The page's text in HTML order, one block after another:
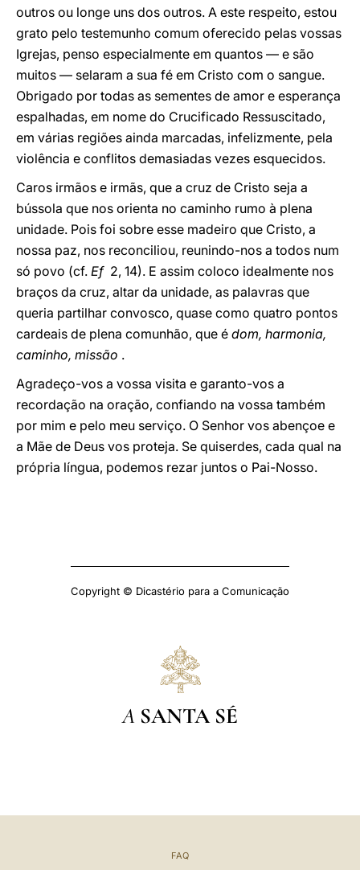
outros ou longe uns dos outros. A este respeito, estou
grato pelo testemunho comum oferecido pelas vossas
Igrejas, penso especialmente em quantos — e são
muitos — selaram a sua fé em Cristo com o sangue.
Obrigado por todas as sementes de amor e esperança
espalhadas, em nome do Crucificado Ressuscitado,
em várias regiões ainda marcadas, infelizmente, pela
violência e conflitos demasiadas vezes esquecidos.
Caros irmãos e irmãs, que a cruz de Cristo seja a
bússola que nos orienta no caminho rumo à plena
unidade. Pois foi sobre esse madeiro que Cristo, a
nossa paz, nos reconciliou, reunindo-nos a todos num
só povo (cf. Ef2, 14). E assim coloco idealmente nos
braços da cruz, altar da unidade, as palavras que
queria partilhar convosco, quase como quatro pontos
cardeais de plena comunhão, que é dom, harmonia,
caminho, missão .
Agradeço-vos a vossa visita e garanto-vos a
recordação na oração, confiando na vossa também
por mim e pelo meu serviço. O Senhor vos abençoe e
a Mãe de Deus vos proteja. Se quiserdes, cada qual na
própria língua, podemos rezar juntos o Pai-Nosso.
Copyright © Dicastério para a Comunicação
A SANTA SÉ
FAQ